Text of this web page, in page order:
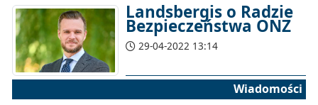
Landsbergis o Radzie
Bezpieczeństwa ONZ
29-04-2022 13:14
Wiadomości